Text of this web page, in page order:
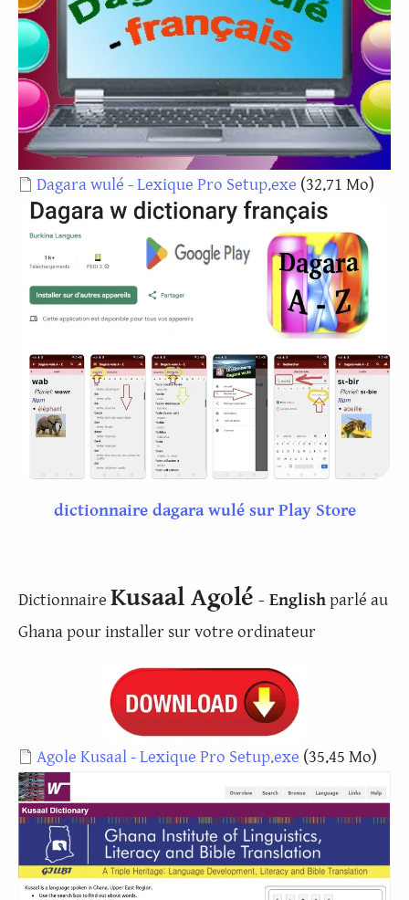
Document
Dagara wulé - Lexique Pro Setup.exe (32.71 Mo)
dictionnaire dagara wulé sur Play Store
Dictionnaire Kusaal Agolé - Englishparlé au
Ghana pour installer sur votre ordinateur
Document
Agole Kusaal - Lexique Pro Setup.exe (35.45 Mo)